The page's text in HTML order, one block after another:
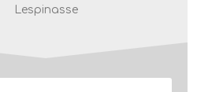
Lespinasse